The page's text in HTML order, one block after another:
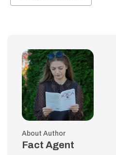
About Author
Fact Agent